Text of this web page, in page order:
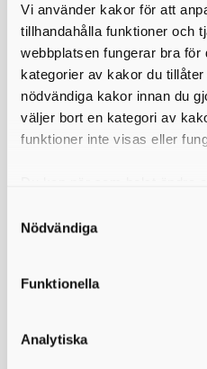
Vi använder kakor för att
tillhandahålla funktioner och
webbplatsen fungerar bra
kategorier av kakor du
nödvändiga kakor innan du
väljer bort en kategori av
funktioner inte visas eller
användning av kakor som
Nödvändiga
Funktionella
Analytiska
Osorterat avfall tas inte emot.
Undantag:Har du lättflyktigt
aska, damm eller invasiva
plats så hjälper vi dig.
Utsortering av
bättre återvinning
Plasthinkar
material som återvinns och